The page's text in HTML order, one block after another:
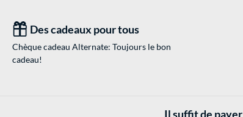
Des cadeaux pour tous
Chèque cadeau Alternate: Toujours le bon
cadeau!
Il suffit de payer